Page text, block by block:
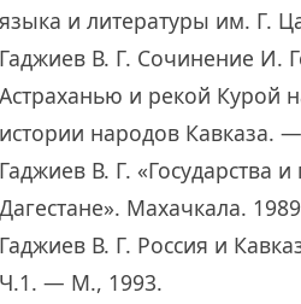
языка и литературы им. Г.
Гаджиев В. Г. Сочинение И.
Астраханью и рекой Курой
истории народов Кавказа.
Гаджиев В. Г. «Государства
Дагестане». Махачкала.
Гаджиев В. Г. Россия и
Ч.1. — М., 1993.